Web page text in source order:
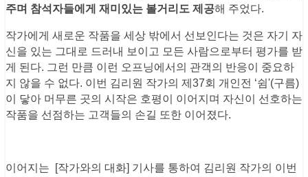
주며 참석자들에게 재미있는 볼거리도 제공해 주었다.
작가에게 새로운 작품을 세상 밖에서 선보인다는 것은 자기 자
신을 있는 그대로 드러내 보이고 모든 사람으로부터 평가를 받
게 된다. 그런 만큼 이런 오프닝에서의 관객의 반응이 중요하
지 않을 수 없다. 이번 김리원 작가의 제37회 개인전 ‘쉼'(구름)
이 닿아 머무른 곳의 시작은 호평이 이어지며 자신이 선호하는
작품을 선점하는 고객들의 손길 또한 이어졌다.
이어지는 [작가와의 대화] 기사를 통하여 김리원 작가의 이번